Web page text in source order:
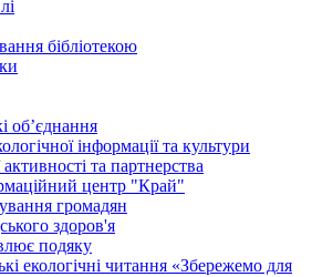
бібліотекою
об’єднання
інформації та культури
та партнерства
центр "Край"
громадян
здоров'я
подяку
екологічні читання «Збережемо для